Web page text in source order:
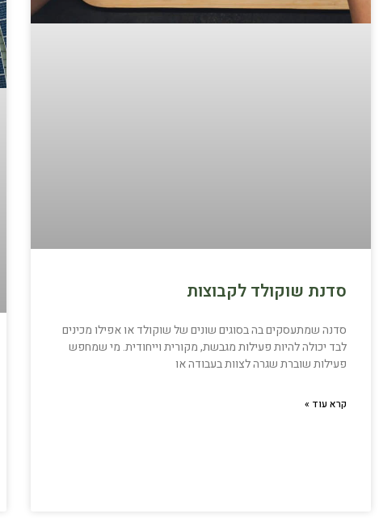
סדנת שוקולד לקבוצות
סדנה שמתעסקים בה בסוגים שונים של שוקולד או אפילו מכינים
לבד יכולה להיות פעילות מגבשת, מקורית וייחודית. מי שמחפש
פעילות שוברת שגרה לצוות בעבודה או
קרא עוד »